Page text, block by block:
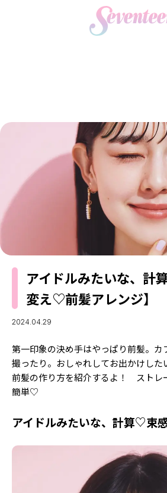
FASHION
ファッションニュース
モデル私服
着回し
ビューティニュース
トレンドメイク
ヘアアレンジ・ヘアケア
ボディケア
SCHOOL
スクールニュース
勉強・受験・進路
ENTERTAINMENT
エンタメニュース
LIFESTYLE
ライフスタイルニュース
JKランキング・アワード
モデルの購入品
おでかけ
JK TREND
MODELS
MODEL'S BLOG
TikTok
Instagram
YouTube
FORTUNE
MISS SEVENTEEN
MAGAZINE
INFORMATION
アイドルみたいな、計
変え♡前髪アレンジ】
2024.04.29
第一印象の決め手はやっぱり前髪。カ
撮ったり。おしゃれしてお出かけした
前髪の作り方を紹介するよ！ ストレ
簡単♡
アイドルみたいな、計算♡束